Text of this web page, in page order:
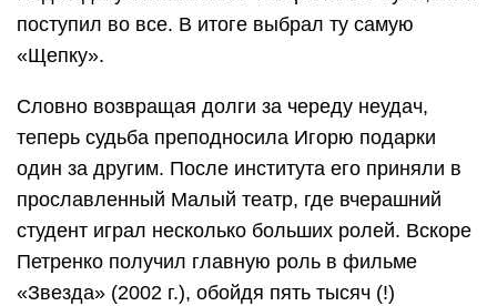
поступил во все. В итоге выбрал ту самую
«Щепку».
Словно возвращая долги за череду неудач,
теперь судьба преподносила Игорю подарки
один за другим. После института его приняли в
прославленный Малый театр, где вчерашний
студент играл несколько больших ролей. Вскоре
Петренко получил главную роль в фильме
«Звезда» (2002 г.), обойдя пять тысяч (!)